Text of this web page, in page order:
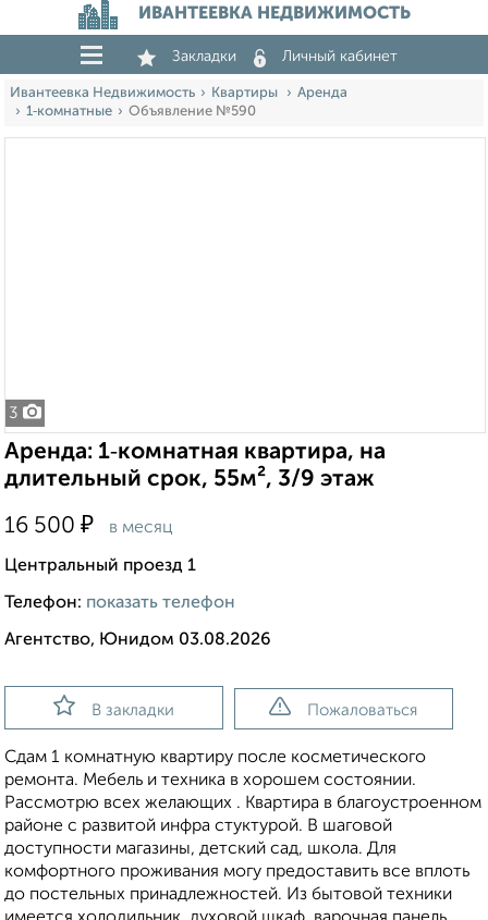
ИВАНТЕЕВКА НЕДВИЖИМОСТЬ
Закладки Личный кабинет
Ивантеевка Недвижимость Квартиры
Аренда
1‑комнатные
Объявление №590
3
Аренда: 1‑комнатная квартира, на
длительный срок, 55м², 3/9 этаж
16 500 ₽ в месяц
Центральный проезд 1
Телефон: показать телефон
Агентство, Юнидом 03.08.2026
В закладки Пожаловаться
Сдам 1 комнатную квартиру после косметического
ремонта. Мебель и техника в хорошем состоянии.
Рассмотрю всех желающих . Квартира в благоустроенном
районе с развитой инфра стуктурой. В шаговой
доступности магазины, детский сад, школа. Для
комфортного проживания могу предоставить все вплоть
до постельных принадлежностей. Из бытовой техники